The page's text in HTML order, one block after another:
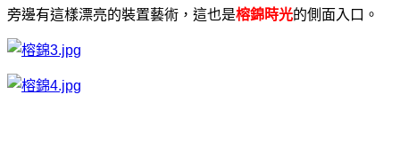
旁邊有這樣漂亮的裝置藝術，這也是榕錦時光的側面入口。